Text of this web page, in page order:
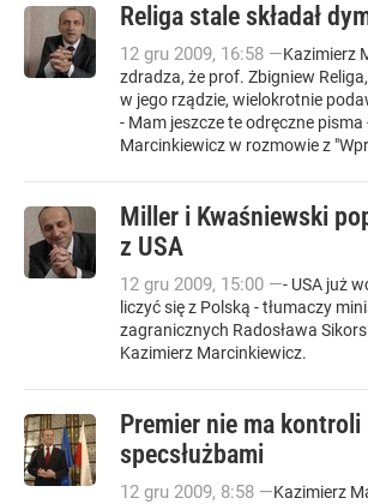
Religa stale składał
12 gru 2009, 16:58 —Kazimierz
zdradza, że prof. Zbigniew
w jego rządzie, wielokrotnie
- Mam jeszcze te odręczne pisma
Marcinkiewicz w rozmowie z
Miller i Kwaśniewski
z USA
12 gru 2009, 15:00 —- USA już
liczyć się z Polską - tłumaczy
zagranicznych Radosława
Kazimierz Marcinkiewicz.
Premier nie ma kontroli
specsłużbami
12 gru 2009, 8:58 —Kazimierz